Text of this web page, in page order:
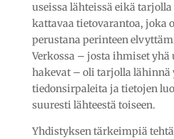
useissa lähteissä eikä
kattavaa tietovarantoa, joka
perustana perinteen
Verkossa – josta ihmiset
hakevat – oli tarjolla
tiedonsirpaleita ja tietojen
suuresti lähteestä toiseen.
Yhdistyksen tärkeimpiä